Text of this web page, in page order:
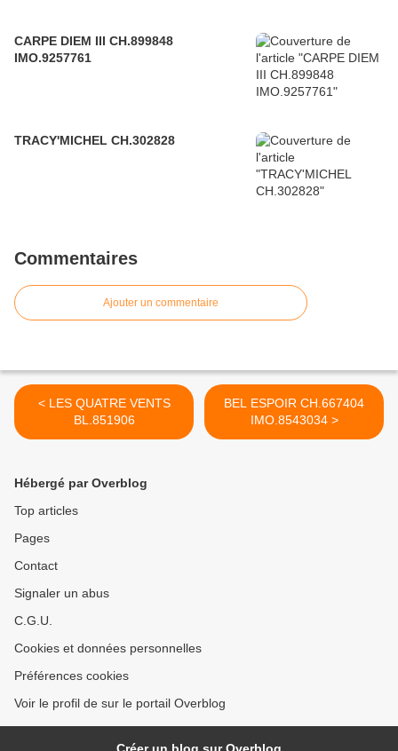
CARPE DIEM III CH.899848
IMO.9257761
TRACY'MICHEL CH.302828
Commentaires
Ajouter un commentaire
< LES QUATRE VENTS
BL.851906
BEL ESPOIR CH.667404
IMO.8543034 >
Hébergé par Overblog
Top articles
Pages
Contact
Signaler un abus
C.G.U.
Cookies et données personnelles
Préférences cookies
Voir le profil de sur le portail Overblog